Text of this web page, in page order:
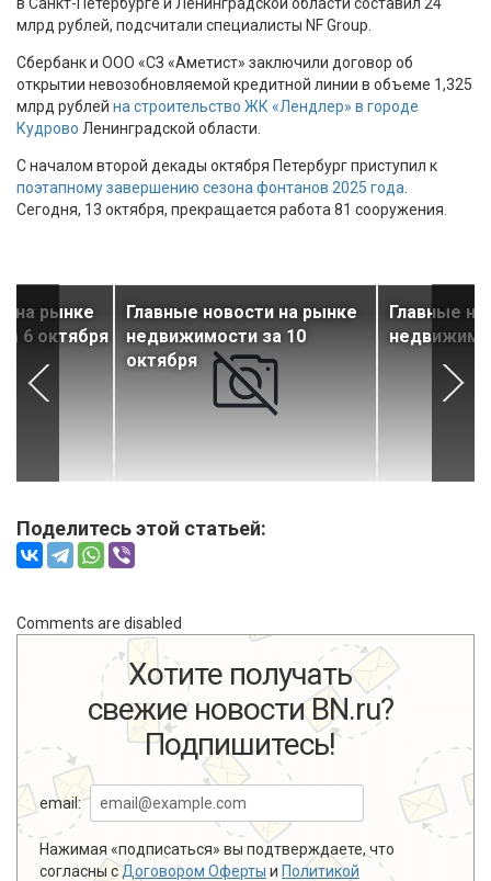
млрд рублей, подсчитали специалисты NF Group.
Сбербанк и ООО «СЗ «Аметист» заключили договор об
открытии невозобновляемой кредитной линии в объеме 1,325
млрд рублей на строительство ЖК «Лендлер» в городе
Кудрово Ленинградской области.
С началом второй декады октября Петербург приступил к
поэтапному завершению сезона фонтанов 2025 года
Сегодня, 13 октября, прекращается работа 81 сооружения.
на рынке
6 октября
Главные новости на рынке
недвижимости за 10
октября
Главные
Поделитесь этой статьей:
Comments are disabled
Хотите получать
свежие новости BN.ru?
Подпишитесь!
email:
Нажимая «подписаться» вы подтверждаете, что
согласны сДоговором Оферты и Политикой